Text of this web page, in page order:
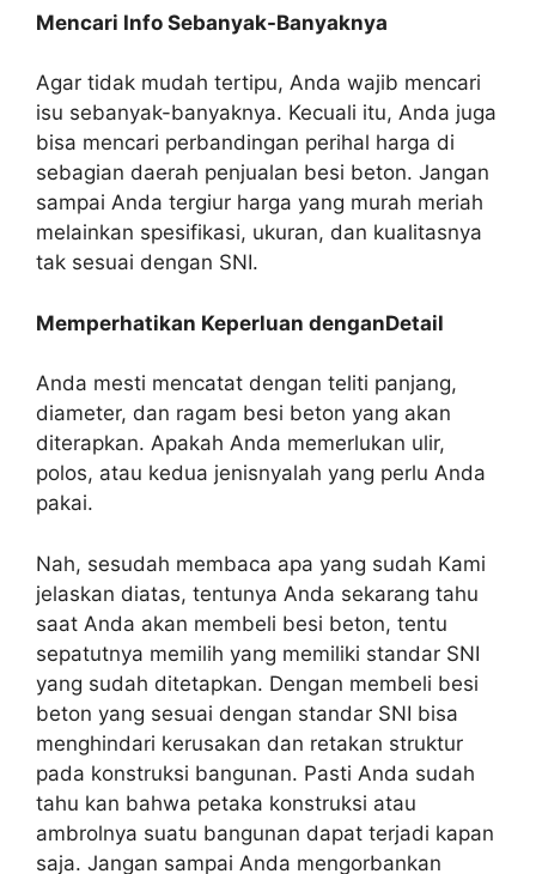
Mencari Info Sebanyak-Banyaknya
Agar tidak mudah tertipu, Anda wajib mencari
isu sebanyak-banyaknya. Kecuali itu, Anda juga
bisa mencari perbandingan perihal harga di
sebagian daerah penjualan besi beton. Jangan
sampai Anda tergiur harga yang murah meriah
melainkan spesifikasi, ukuran, dan kualitasnya
tak sesuai dengan SNI.
Memperhatikan Keperluan denganDetail
Anda mesti mencatat dengan teliti panjang,
diameter, dan ragam besi beton yang akan
diterapkan. Apakah Anda memerlukan ulir,
polos, atau kedua jenisnyalah yang perlu Anda
pakai.
Nah, sesudah membaca apa yang sudah Kami
jelaskan diatas, tentunya Anda sekarang tahu
saat Anda akan membeli besi beton, tentu
sepatutnya memilih yang memiliki standar SNI
yang sudah ditetapkan. Dengan membeli besi
beton yang sesuai dengan standar SNI bisa
menghindari kerusakan dan retakan struktur
pada konstruksi bangunan. Pasti Anda sudah
tahu kan bahwa petaka konstruksi atau
ambrolnya suatu bangunan dapat terjadi kapan
saja. Jangan sampai Anda mengorbankan